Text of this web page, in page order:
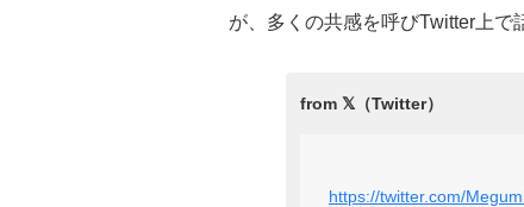
が、多くの共感を呼びTwitter上で
https://twitter.com/